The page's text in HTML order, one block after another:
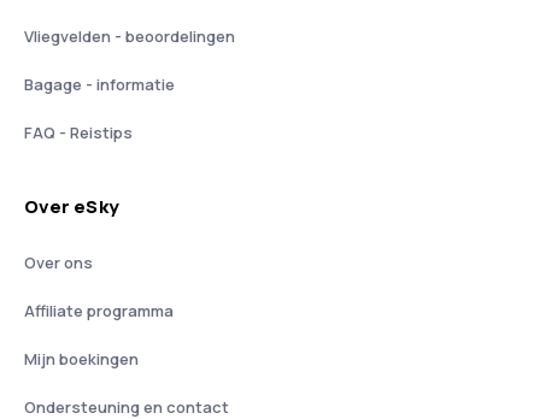
Vliegvelden - beoordelingen
Bagage - informatie
FAQ - Reistips
Over eSky
Over ons
Affiliate programma
Mijn boekingen
Ondersteuning en contact